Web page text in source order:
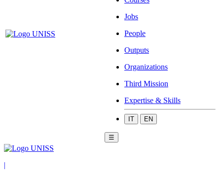
Jobs
People
Outputs
Organizations
Third Mission
Expertise & Skills
IT EN
☰
|